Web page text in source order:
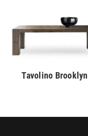
Tavolino Brooklyn